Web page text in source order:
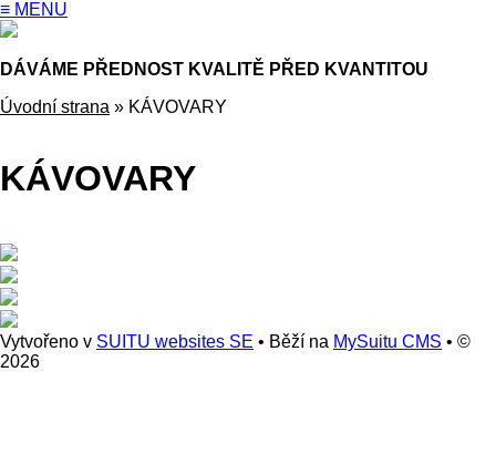
≡ MENU
DÁVÁME PŘEDNOST KVALITĚ PŘED KVANTITOU
Úvodní strana » KÁVOVARY
KÁVOVARY
Vytvořeno v SUITU websites SE • Běží na MySuitu CMS • ©
2026